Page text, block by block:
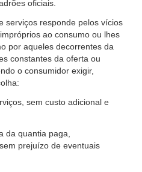
oficiais.
serviços responde pelos vícios
ao consumo ou lhes
por aqueles decorrentes da
constantes da oferta ou
o consumidor exigir,
sem custo adicional e
da quantia paga,
prejuízo de eventuais